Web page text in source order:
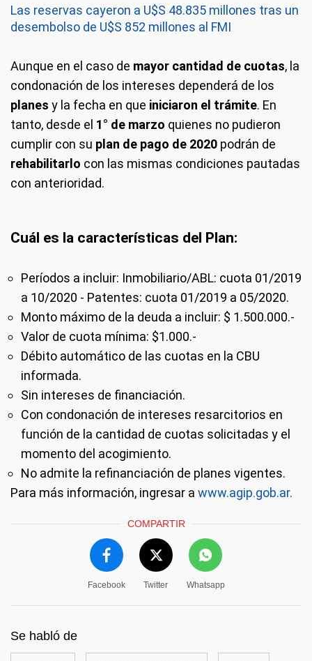
Las reservas cayeron a U$S 48.835 millones tras un
desembolso de U$S 852 millones al FMI
Aunque en el caso de mayor cantidad de cuotas, la
condonación de los intereses dependerá de los
planes y la fecha en que iniciaron el trámite. En
tanto, desde el 1° de marzo quienes no pudieron
cumplir con su plan de pago de 2020 podrán de
rehabilitarlo con las mismas condiciones pautadas
con anterioridad.
Cuál es la características del Plan:
Períodos a incluir: Inmobiliario/ABL: cuota 01/2019
a 10/2020 - Patentes: cuota 01/2019 a 05/2020.
Monto máximo de la deuda a incluir: $ 1.500.000.-
Valor de cuota mínima: $1.000.-
Débito automático de las cuotas en la CBU
informada.
Sin intereses de financiación.
Con condonación de intereses resarcitorios en
función de la cantidad de cuotas solicitadas y el
momento del acogimiento.
No admite la refinanciación de planes vigentes.
Para más información, ingresar a www.agip.gob.ar.
COMPARTIR
Facebook Twitter Whatsapp
Se habló de